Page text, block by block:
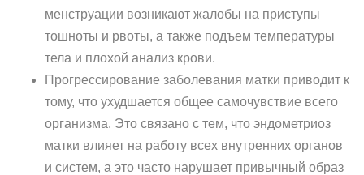
менструации возникают жалобы на приступы
тошноты и рвоты, а также подъем температуры
тела и плохой анализ крови.
Прогрессирование заболевания матки приводит к
тому, что ухудшается общее самочувствие всего
организма. Это связано с тем, что эндометриоз
матки влияет на работу всех внутренних органов
и систем, а это часто нарушает привычный образ